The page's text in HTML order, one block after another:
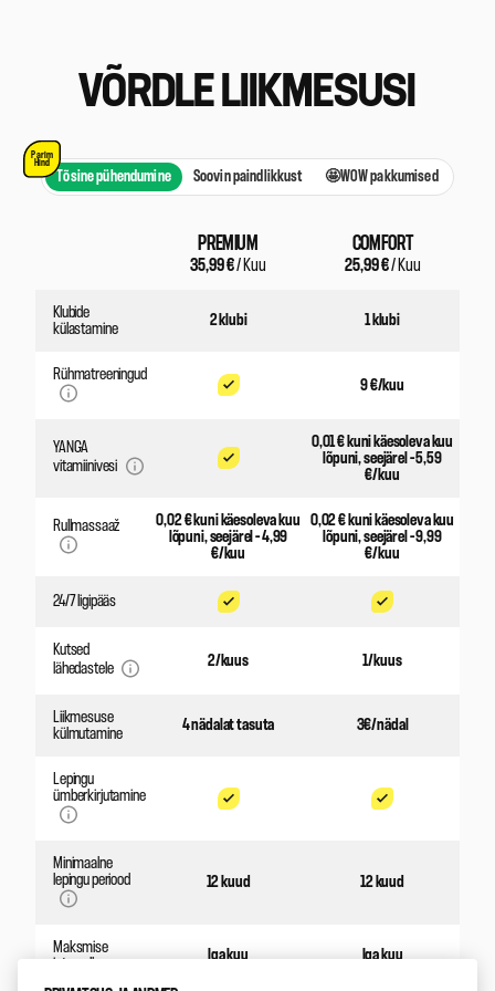
VÕRDLE LIIKMESUSI
Parim
Hind
Tõsine pühendumine 🤩WOW pakkumised
Soovin paindlikkust
PREMIUM
35,99€/ Kuu
COMFORT
25,99€/ Kuu
Klubide
külastamine
2 klubi 1 klubi
Rühmatreeningud
9 €/kuu
YANGA
vitamiinivesi
0,01 € kuni käesoleva kuu
lõpuni, seejärel – 5,59
€/kuu
Rullmassaaž
0,02 € kuni käesoleva kuu
lõpuni, seejärel – 4,99
€/kuu
0,02 € kuni käesoleva kuu
lõpuni, seejärel – 9,99
€/kuu
24/7 ligipääs
Kutsed
lähedastele
2/kuus 1/kuus
Liikmesuse
külmutamine
4 nädalat tasuta 3€/nädal
Lepingu
ümberkirjutamine
Minimaalne
lepingu periood
12 kuud 12 kuud
Maksmise
intervall
Iga kuu Iga kuu